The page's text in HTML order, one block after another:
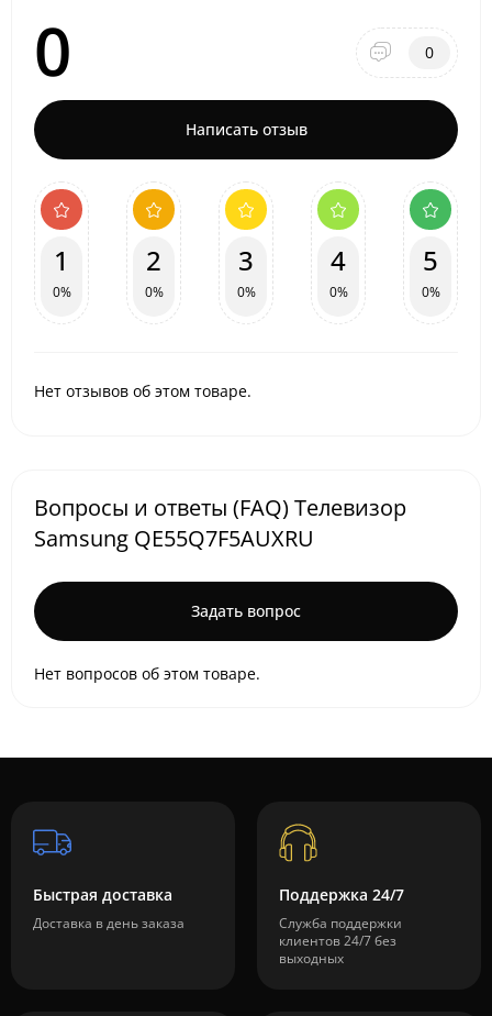
0 0
Написать отзыв
1
0%
2
0%
3
0%
4
0%
5
0%
Нет отзывов об этом товаре.
Вопросы и ответы (FAQ) Телевизор
Samsung QE55Q7F5AUXRU
Задать вопрос
Нет вопросов об этом товаре.
Быстрая доставка
Доставка в день заказа
Поддержка 24/7
Служба поддержки
клиентов 24/7 без
выходных